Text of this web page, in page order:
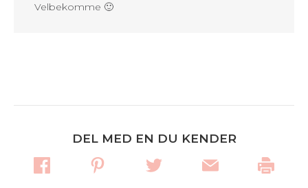
Velbekomme 🙂
DEL MED EN DU KENDER